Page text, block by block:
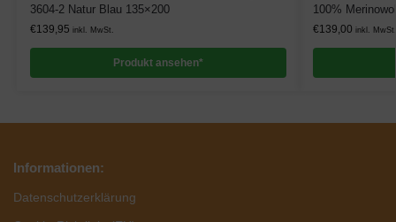
3604-2 Natur Blau 135×200
€139,95 inkl. MwSt.
Produkt ansehen*
100%
€139,00 inkl. MwSt.
Informationen:
Datenschutzerklärung